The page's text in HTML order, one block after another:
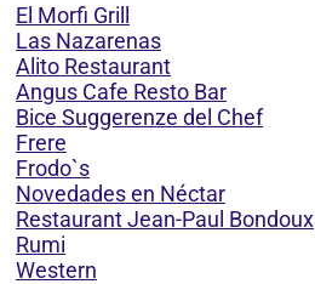
El Morfi Grill
Las Nazarenas
Alito Restaurant
Angus Cafe Resto Bar
Bice Suggerenze del Chef
Frere
Frodo`s
Novedades en Néctar
Restaurant Jean-Paul Bondoux
Rumi
Western